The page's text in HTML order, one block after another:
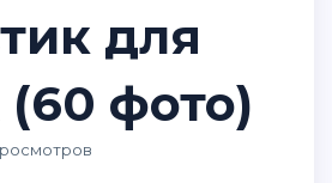
для
(60 фото)